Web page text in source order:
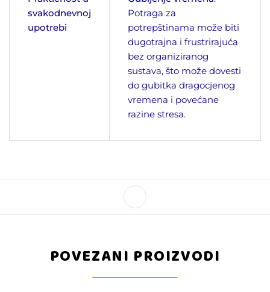
svakodnevnoj
upotrebi
Potraga za
potrepštinama može biti
dugotrajna i frustrirajuća
bez organiziranog
sustava, što može dovesti
do gubitka dragocjenog
vremena i povećane
razine stresa.
POVEZANI PROIZVODI